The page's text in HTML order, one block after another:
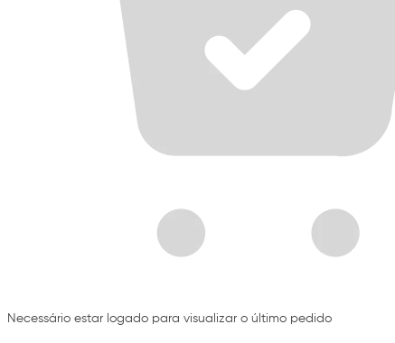
Necessário estar logado para visualizar o último pedido